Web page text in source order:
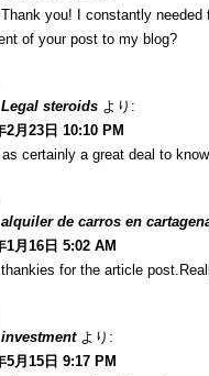
you! I constantly
of your post to my blog?
Legal steroids より:
2月23日 10:10 PM
as certainly a great deal to
alquiler de carros en
1月16日 5:02 AM
thankies for the article
investment より:
5月15日 9:17 PM